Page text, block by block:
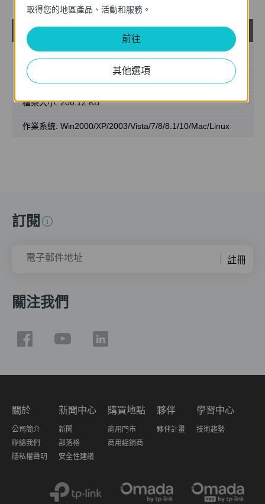
T1600G-52TS(UN)_V4_MIB_20180716
發佈日期:2019-05-13
語言:
檔案大小:206.12 KB
作業系統: Win2000/XP/2003/Vista/7/8/8.1/10/Mac/Linux
訂閱
電子郵件地址 註冊
關注我們
關於
公司簡介
聯絡我們
隱私權聲明
新聞中心
新聞
部落格
安全性建議
購買地點
商用門市
商用經銷商
夥伴
夥伴計畫
學習中心
技術趨勢
取得您的地區產品、活動和服務。
前往
其他選項